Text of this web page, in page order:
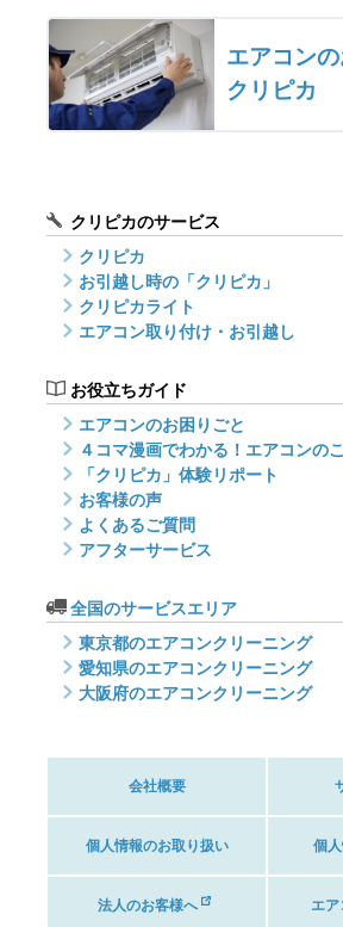
エアコン
クリピカ
クリピカのサービス
クリピカ
お引越し時の「クリピカ」
クリピカライト
エアコン取り付け・お引越し
お役立ちガイド
エアコンのお困りごと
４コマ漫画でわかる！エアコンの
「クリピカ」体験リポート
お客様の声
よくあるご質問
アフターサービス
全国のサービスエリア
東京都のエアコンクリーニング
愛知県のエアコンクリーニング
大阪府のエアコンクリーニング
会社概要
個人情報のお取り扱い 個
法人のお客様へ エ